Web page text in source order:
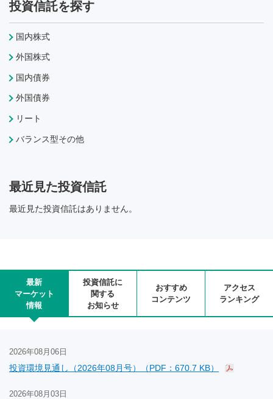
投資信託を探す
国内株式
外国株式
国内債券
外国債券
リート
バランス型その他
最近見た投資信託
最近見た投資信託はありません。
最新
マーケット
情報
投資信託に
関する
お知らせ
おすすめ
コンテンツ
アクセス
ランキング
2026年08月06日
投資環境見通し（2026年08月号）（PDF：670.7 KB）
2026年08月03日